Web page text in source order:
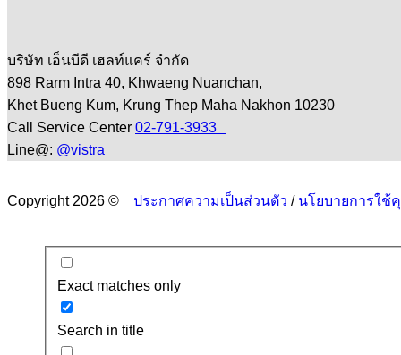
บริษัท เอ็นบีดี เฮลท์แคร์ จำกัด
898 Rarm Intra 40, Khwaeng Nuanchan,
Khet Bueng Kum, Krung Thep Maha Nakhon 10230
Call Service Center 02-791-3933
Line@: @vistra
Copyright 2026 © ประกาศความเป็นส่วนตัว / นโยบายการใช้
Exact matches only
Search in title